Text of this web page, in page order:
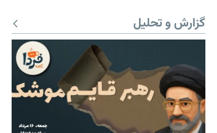
گزارش و تحلیل